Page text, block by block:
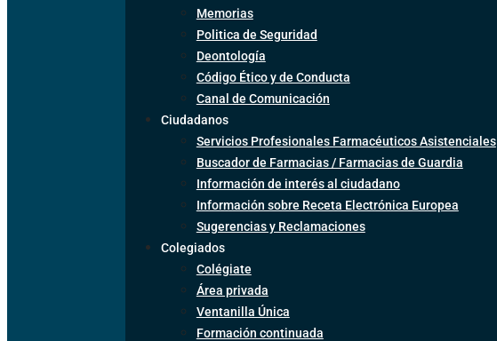
Memorias
Politica de Seguridad
Deontología
Código Ético y de Conducta
Canal de Comunicación
Ciudadanos
Servicios Profesionales Farmacéuticos Asistenciales
Buscador de Farmacias / Farmacias de Guardia
Información de interés al ciudadano
Información sobre Receta Electrónica Europea
Sugerencias y Reclamaciones
Colegiados
Colégiate
Área privada
Ventanilla Única
Formación continuada